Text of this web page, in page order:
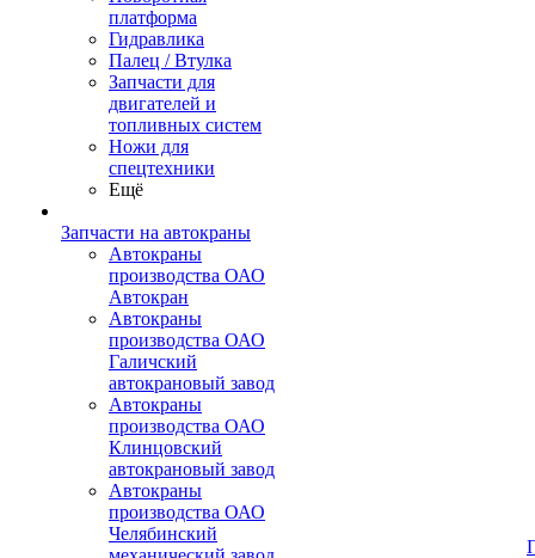
платформа
Гидравлика
Палец / Втулка
Запчасти для
двигателей и
топливных систем
Ножи для
спецтехники
Ещё
Запчасти на автокраны
Автокраны
производства ОАО
Автокран
Автокраны
производства ОАО
Галичский
автокрановый завод
Автокраны
производства ОАО
Клинцовский
автокрановый завод
Автокраны
производства ОАО
Челябинский